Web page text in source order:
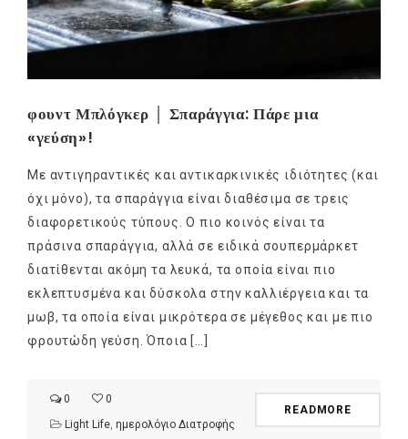
φουντ Μπλόγκερ │ Σπαράγγια: Πάρε μια
«γεύση»!
Με αντιγηραντικές και αντικαρκινικές ιδιότητες (και
όχι μόνο), τα σπαράγγια είναι διαθέσιμα σε τρεις
διαφορετικούς τύπους. Ο πιο κοινός είναι τα
πράσινα σπαράγγια, αλλά σε ειδικά σουπερμάρκετ
διατίθενται ακόμη τα λευκά, τα οποία είναι πιο
εκλεπτυσμένα και δύσκολα στην καλλιέργεια και τα
μωβ, τα οποία είναι μικρότερα σε μέγεθος και με πιο
φρουτώδη γεύση. Όποια […]
0
0
Light Life, ημερολόγιο Διατροφής
READMORE